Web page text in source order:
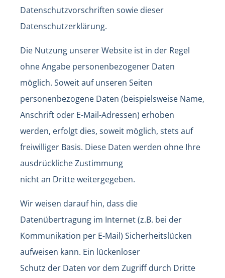
Datenschutzvorschriften sowie dieser
Datenschutzerklärung.
Die Nutzung unserer Website ist in der Regel
ohne Angabe personenbezogener Daten
möglich. Soweit auf unseren Seiten
personenbezogene Daten (beispielsweise Name,
Anschrift oder E-Mail-Adressen) erhoben
werden, erfolgt dies, soweit möglich, stets auf
freiwilliger Basis. Diese Daten werden ohne Ihre
ausdrückliche Zustimmung
nicht an Dritte weitergegeben.
Wir weisen darauf hin, dass die
Datenübertragung im Internet (z.B. bei der
Kommunikation per E-Mail) Sicherheitslücken
aufweisen kann. Ein lückenloser
Schutz der Daten vor dem Zugriff durch Dritte